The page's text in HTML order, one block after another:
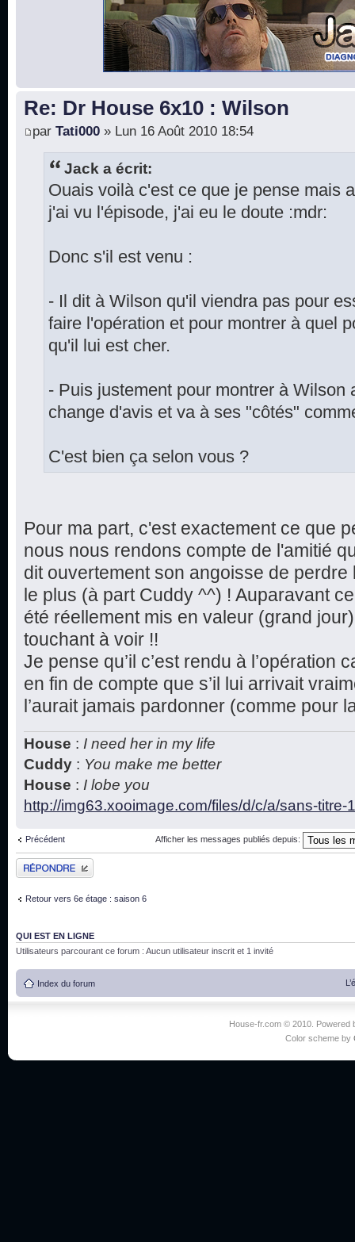
Re: Dr House 6x10 : Wilson
par Tati000 » Lun 16 Août 2010 18:54
Jack a écrit:
Ouais voilà c'est ce que je pense mais
j'ai vu l'épisode, j'ai eu le doute :mdr:
Donc s'il est venu :
- Il dit à Wilson qu'il viendra pas pour
faire l'opération et pour montrer à quel
qu'il lui est cher.
- Puis justement pour montrer à Wilson
change d'avis et va à ses "côtés"
C'est bien ça selon vous ?
Pour ma part, c'est exactement ce que
nous nous rendons compte de l'amitié
dit ouvertement son angoisse de
le plus (à part Cuddy ^^) ! Auparavant
été réellement mis en valeur (grand jour)
touchant à voir !!
Je pense qu’il c’est rendu à l’opération
en fin de compte que s’il lui arrivait
l’aurait jamais pardonner (comme pour
House : I need her in my life
Cuddy : You make me better
House : I lobe you
http://img63.xooimage.com/files/d/c/a/sans-titre-
Précédent Afficher les messages publiés depuis:
Publier une réponse
Retour vers 6e étage : saison 6
QUI EST EN LIGNE
Utilisateurs parcourant ce forum : Aucun utilisateur inscrit et 1 invité
Index du forum
House-fr.com © 2010. Powered
Color scheme by